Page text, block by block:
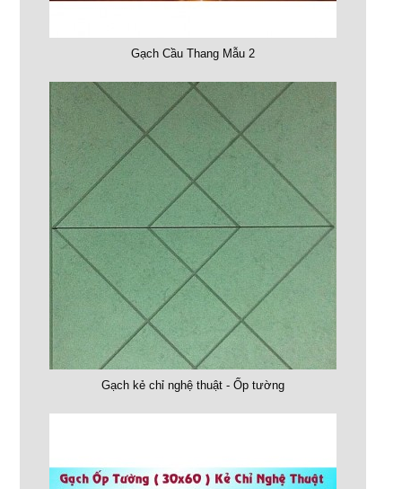
Gạch Cầu Thang Mẫu 2
Gạch kẻ chỉ nghệ thuật - Ốp tường